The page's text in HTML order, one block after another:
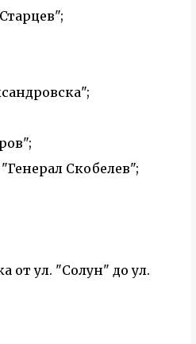
Скобелев";
от ул. "Солун" до ул.